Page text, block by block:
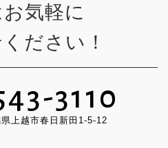
気軽に
ださい！
3110
上越市春日新田1-5-12